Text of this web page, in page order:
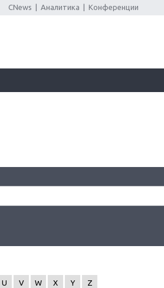
CNews Аналитика Конференции
U V W X Y
Z